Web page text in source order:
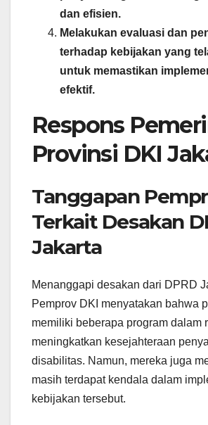
dan efisien.
Melakukan evaluasi dan
terhadap kebijakan yang
untuk memastikan
efektif.
Respons
Provinsi DKI
Tanggapan
Terkait Desakan
Jakarta
Menanggapi desakan dari DPRD
Pemprov DKI menyatakan bahwa
memiliki beberapa program dalam
meningkatkan kesejahteraan
disabilitas. Namun, mereka juga
masih terdapat kendala dalam
kebijakan tersebut.